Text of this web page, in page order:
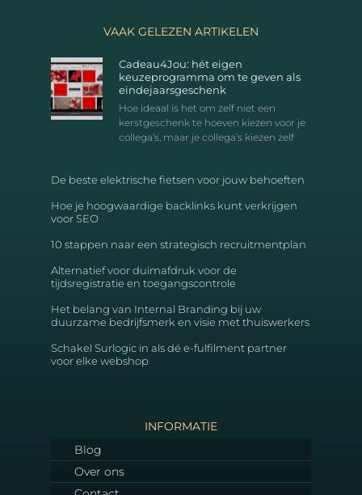
VAAK GELEZEN ARTIKELEN
Cadeau4Jou: hét eigen
keuzeprogramma om te geven als
eindejaarsgeschenk
Hoe ideaal is het om zelf niet een
kerstgeschenk te hoeven kiezen voor je
collega’s, maar je collega’s kiezen zelf
De beste elektrische fietsen voor jouw behoeften
Hoe je hoogwaardige backlinks kunt verkrijgen
voor SEO
10 stappen naar een strategisch recruitmentplan
Alternatief voor duimafdruk voor de
tijdsregistratie en toegangscontrole
Het belang van Internal Branding bij uw
duurzame bedrijfsmerk en visie met thuiswerkers
Schakel Surlogic in als dé e-fulfilment partner
voor elke webshop
INFORMATIE
Blog
Over ons